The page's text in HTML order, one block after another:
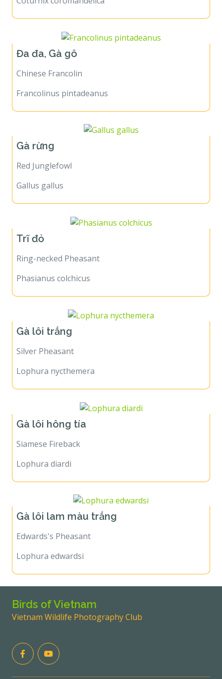
Đa đa, Gà gô
Chinese Francolin
Francolinus pintadeanus
Gà rừng
Red Junglefowl
Gallus gallus
Trĩ đỏ
Ring-necked Pheasant
Phasianus colchicus
Gà lôi trắng
Silver Pheasant
Lophura nycthemera
Gà lôi hông tía
Siamese Fireback
Lophura diardi
Gà lôi lam màu trắng
Edwards's Pheasant
Lophura edwardsi
Birds of Vietnam
Vietnam Wildlife Photography Club